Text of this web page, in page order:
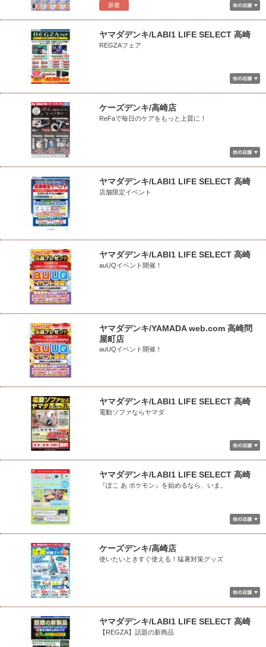
新着
ヤマダデンキ/LABI1 LIFE SELECT 高崎
REGZAフェア
ケーズデンキ/高崎店
ReFaで毎日のケアをもっと上質に！
ヤマダデンキ/LABI1 LIFE SELECT 高崎
店舗限定イベント
ヤマダデンキ/LABI1 LIFE SELECT 高崎
auUQイベント開催！
ヤマダデンキ/YAMADA web.com 高崎問
屋町店
auUQイベント開催！
ヤマダデンキ/LABI1 LIFE SELECT 高崎
電動ソファならヤマダ
ヤマダデンキ/LABI1 LIFE SELECT 高崎
『ぽこ あ ポケモン』を始めるなら、いま。
ケーズデンキ/高崎店
使いたいときすぐ使える！猛暑対策グッズ
ヤマダデンキ/LABI1 LIFE SELECT 高崎
【REGZA】話題の新商品